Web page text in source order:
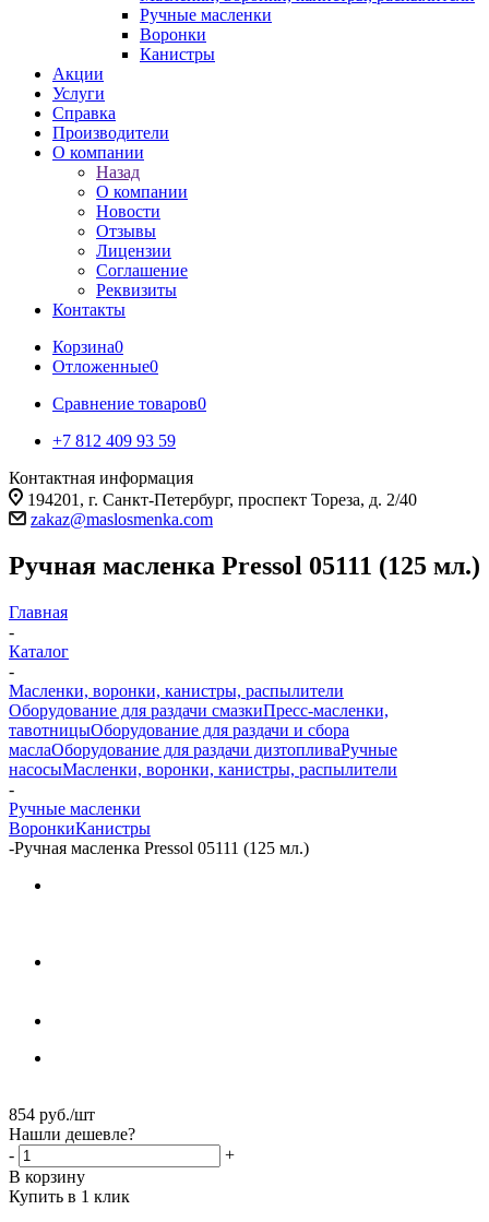
Ручные масленки
Воронки
Канистры
Акции
Услуги
Справка
Производители
О компании
Назад
О компании
Новости
Отзывы
Лицензии
Соглашение
Реквизиты
Контакты
Корзина0
Отложенные0
Сравнение товаров0
+7 812 409 93 59
Контактная информация
194201, г. Санкт-Петербург, проспект Тореза, д. 2/40
zakaz@maslosmenka.com
Ручная масленка Pressol 05111 (125 мл.)
Главная
-
Каталог
-
Масленки, воронки, канистры, распылители
Оборудование для раздачи смазкиПресс-масленки,
тавотницыОборудование для раздачи и сбора
маслаОборудование для раздачи дизтопливаРучные
насосыМасленки, воронки, канистры, распылители
-
Ручные масленки
ВоронкиКанистры
-Ручная масленка Pressol 05111 (125 мл.)
854 руб./шт
Нашли дешевле?
-
+
В корзину
Купить в 1 клик